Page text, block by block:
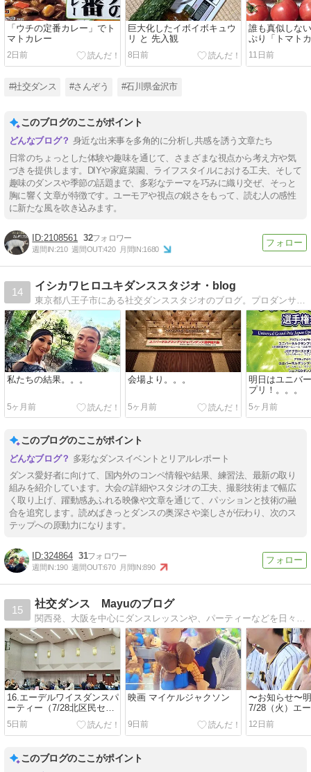
「ウチの定番カレー」でト
マトカレー
2日前
巨大化したイボイボキュウ
リ と 先入観
8日前
誰も真似しな
ぷり「トマト
11日前
#社交ダンス #さんぞう #石川県金沢市
このブログのここがポイント
身近な出来事を多角的に分析し共感を誘う文章たち
日常のちょっとした体験や趣味を通じて、さまざまな視点から考え方や気
づきを提供します。DIYや家庭菜園、ライフスタイルにおける工夫、そして
趣味のダンスや季節の話題まで、多彩なテーマを巧みに織り交ぜ、そっと
胸に響く文章が特徴です。ユーモアや視点の鋭さをもって、読む人の感性
に新たな風を吹き込みます。
2108561 32
週間IN:210 週間OUT:420 月間IN:1680
14
イシカワヒロユキダンススタジオ・blog
東京都八王子市にある社交ダンススタジオのブログ。プロダンサーによる社交ダンスのあれこれ・無料動画レッスンあり・ダンス上達のポイント・プロダンサーの日々等…
私たちの結果。。。
5ヶ月前
会場より。。。
5ヶ月前
明日はユニバ
プリ！。。。
5ヶ月前
このブログのここがポイント
多彩なダンスイベントとリアルレポート
ダンス愛好者に向けて、国内外のコンペ情報や結果、練習法、最新の取り
組みを紹介しています。大会の詳細やスタジオの工夫、撮影技術まで幅広
く取り上げ、躍動感あふれる映像や文章を通じて、パッションと技術の融
合を追究します。読めばきっとダンスの奥深さや楽しさが伝わり、次のス
テップへの原動力になります。
324864 31
週間IN:190 週間OUT:670 月間IN:890
15
社交ダンス Mayuのブログ
16.エーデルワイスダンスパ
ーティー（7/28北区民セン
ター）
5日前
映画 マイケルジャクソン
9日前
〜お知らせ〜
7/28（火）エ
ダンスパーテ
12日前
このブログのここがポイント